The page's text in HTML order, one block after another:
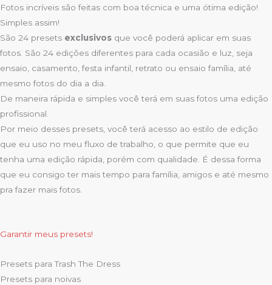
Fotos incríveis são feitas com boa técnica e uma ótima edição!
Simples assim!
São 24 presets exclusivos que você poderá aplicar em suas
fotos. São 24 edições diferentes para cada ocasião e luz, seja
ensaio, casamento, festa infantil, retrato ou ensaio família, até
mesmo fotos do dia a dia.
De maneira rápida e simples você terá em suas fotos uma edição
profissional.
Por meio desses presets, você terá acesso ao estilo de edição
que eu uso no meu fluxo de trabalho, o que permite que eu
tenha uma edição rápida, porém com qualidade. É dessa forma
que eu consigo ter mais tempo para família, amigos e até mesmo
pra fazer mais fotos.
Garantir meus presets!
Presets para Trash The Dress
Presets para noivas